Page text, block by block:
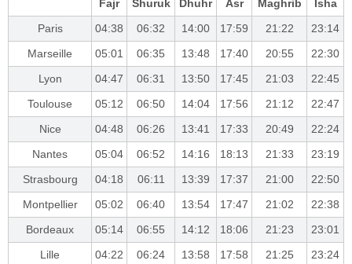
Fajr Shuruk Dhuhr Asr Maghrib
Isha
Paris
04:38 06:32 14:00 17:59 21:22
23:14
Marseille
05:01 06:35 13:48 17:40 20:55
22:30
Lyon
04:47 06:31 13:50 17:45 21:03
22:45
Toulouse
05:12 06:50 14:04 17:56 21:12
22:47
Nice
04:48 06:26 13:41 17:33 20:49
22:24
Nantes
05:04 06:52 14:16 18:13 21:33
23:19
Strasbourg
04:18 06:11 13:39 17:37 21:00
22:50
Montpellier
05:02 06:40 13:54 17:47 21:02
22:38
Bordeaux
05:14 06:55 14:12 18:06 21:23
23:01
Lille
04:22 06:24 13:58 17:58 21:25 23:24